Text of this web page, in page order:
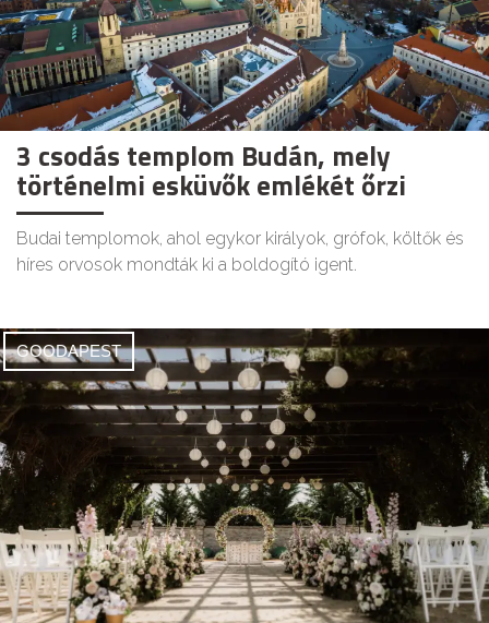
3 csodás templom Budán, mely
történelmi esküvők emlékét őrzi
Budai templomok, ahol egykor királyok, grófok, költők és
híres orvosok mondták ki a boldogító igent.
GOODAPEST